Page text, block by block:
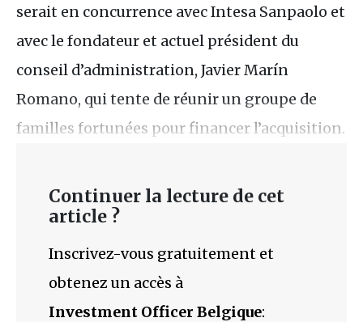
serait en concurrence avec Intesa Sanpaolo et
avec le fondateur et actuel président du
conseil d’administration, Javier Marín
Romano, qui tente de réunir un groupe de
familles fortunées pour financer l’acquisition.
Continuer la lecture de cet
article ?
Inscrivez-vous gratuitement et
obtenez un accès à
Investment Officer Belgique: